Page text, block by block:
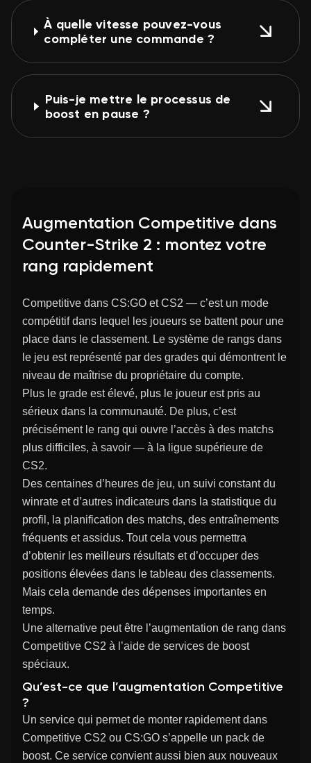
À quelle vitesse pouvez-vous
compléter une commande ?
Puis-je mettre le processus de
boost en pause ?
Augmentation Competitive dans
Counter-Strike 2 : montez votre
rang rapidement
Competitive dans CS:GO et CS2 — c’est un mode
compétitif dans lequel les joueurs se battent pour une
place dans le classement. Le système de rangs dans
le jeu est représenté par des grades qui démontrent le
niveau de maîtrise du propriétaire du compte.
Plus le grade est élevé, plus le joueur est pris au
sérieux dans la communauté. De plus, c’est
précisément le rang qui ouvre l’accès à des matchs
plus difficiles, à savoir — à la ligue supérieure de
CS2.
Des centaines d’heures de jeu, un suivi constant du
winrate et d’autres indicateurs dans la statistique du
profil, la planification des matchs, des entraînements
fréquents et assidus. Tout cela vous permettra
d’obtenir les meilleurs résultats et d’occuper des
positions élevées dans le tableau des classements.
Mais cela demande des dépenses importantes en
temps.
Une alternative peut être l’augmentation de rang dans
Competitive CS2 à l’aide de services de boost
spéciaux.
Qu’est-ce que l’augmentation Competitive
?
Un service qui permet de monter rapidement dans
Competitive CS2 ou CS:GO s’appelle un pack de
boost. Ce service convient aussi bien aux nouveaux